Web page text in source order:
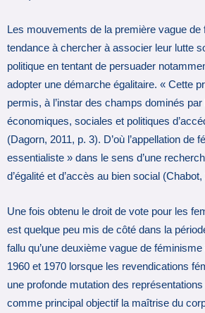
Les mouvements de la première vague de
tendance à chercher à associer leur lutte
politique en tentant de persuader
adopter une démarche égalitaire. « Cette
permis, à l’instar des champs dominés
économiques, sociales et politiques
(Dagorn, 2011, p. 3). D’où l’appellation de
essentialiste » dans le sens d’une
d’égalité et d’accès au bien social (Chabot,
Une fois obtenu le droit de vote pour les
est quelque peu mis de côté dans la
fallu qu’une deuxième vague de
1960 et 1970 lorsque les revendications
une profonde mutation des
comme principal objectif la maîtrise du